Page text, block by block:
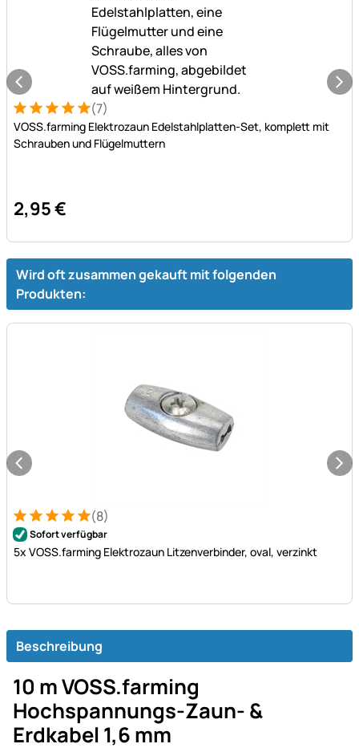
Bewertung: 5 von 5 (7 Bewertungen)
7 Bewertungen(7)
VOSS.farming Elektrozaun Edelstahlplatten-Set, komplett mit
Schrauben und Flügelmuttern
2,95€
Wird oft zusammen gekauft mit folgenden
Produkten:
Bewertung: 5 von 5 (8 Bewertungen)
8 Bewertungen
(8)
Sofort verfügbar
5x VOSS.farming Elektrozaun Litzenverbinder, oval, verzinkt
Beschreibung
10 m VOSS.farming
Hochspannungs-Zaun- &
Erdkabel 1,6 mm